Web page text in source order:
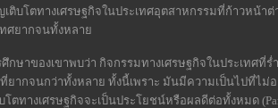
เติบโตทางเศรษฐกิจในประเทศอุตสาหกรรมที่ก้าวหน้า
ทศยากจนทั้งหลาย
กษาของเขาพบว่า กิจกรรมทางเศรษฐกิจในประเทศ
ที่ยากจนกว่าทั้งหลาย ทั้งนี้เพราะ มันมีความเป็นไปที่
โตทางเศรษฐกิจจะเป็นประโยชน์หรือผลดีต่อทั้งหมด